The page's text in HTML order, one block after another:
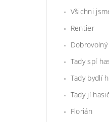
Všichni
Rentier
Tady spí
Tady bydlí
Tady jí hasič
Florián